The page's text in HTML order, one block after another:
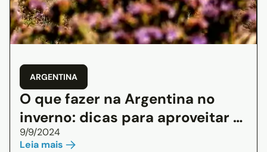
ARGENTINA
O que fazer na Argentina no
inverno: dicas para aproveitar a
estação
9/9/2024
Leia mais